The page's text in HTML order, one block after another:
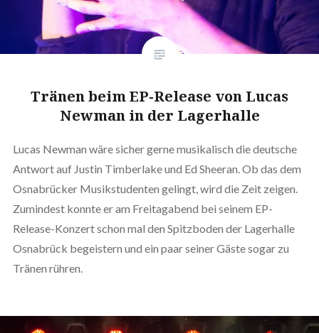
Tränen beim EP-Release von Lucas
Newman in der Lagerhalle
Lucas Newman wäre sicher gerne musikalisch die deutsche
Antwort auf Justin Timberlake und Ed Sheeran. Ob das dem
Osnabrücker Musikstudenten gelingt, wird die Zeit zeigen.
Zumindest konnte er am Freitagabend bei seinem EP-
Release-Konzert schon mal den Spitzboden der Lagerhalle
Osnabrück begeistern und ein paar seiner Gäste sogar zu
Tränen rühren.